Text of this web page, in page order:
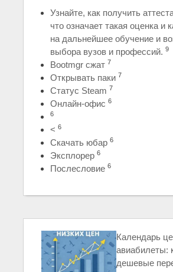
Узнайте, как получить
что означает такая оценка и
на дальнейшее обучение и
выбора вузов и профессий. 9
Bootmgr сжат 7
Открывать паки 7
Статус Steam 7
Онлайн-офис 6
6
< 6
Скачать юбар 6
Эксплорер 6
Послесловие 6
Календарь
авиабилеты:
дешевые